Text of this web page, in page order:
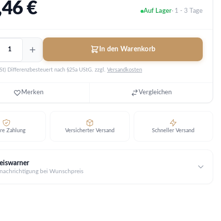
€ Auf Lager· 1 - 3 Tage
In den Warenkorb
Differenzbesteuert nach §25a UStG. zzgl. Versandkosten
Merken Vergleichen
Zahlung Versicherter Versand Schneller Versand
bei Wunschpreis